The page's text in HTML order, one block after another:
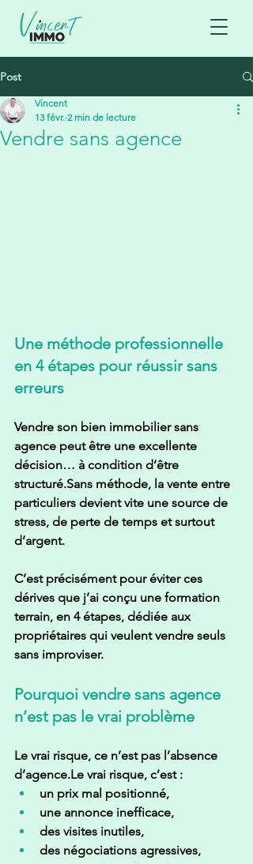
Post
Vendre sans agence
Vincent
13 févr. 2 min de lecture
Une méthode professionnelle
en 4 étapes pour réussir sans
erreurs
Vendre son bien immobilier sans
agence peut être une excellente
décision… à condition d’être
structuré.Sans méthode, la vente entre
particuliers devient vite une source de
stress, de perte de temps et surtout
d’argent.
C’est précisément pour éviter ces
dérives que j’ai conçu une formation
terrain, en 4 étapes, dédiée aux
propriétaires qui veulent vendre seuls
sans improviser.
Pourquoi vendre sans agence
n’est pas le vrai problème
Le vrai risque, ce n’est pas l’absence
d’agence.Le vrai risque, c’est :
un prix mal positionné,
une annonce inefficace,
des visites inutiles,
des négociations agressives,